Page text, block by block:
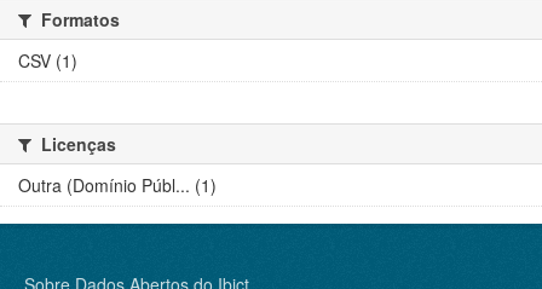
Formatos
CSV (1)
Licenças
Outra (Domínio Públ... (1)
Sobre Dados Abertos do Ibict